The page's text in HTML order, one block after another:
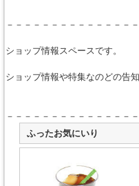
－－－－－－－－－－－－－－
ショップ情報スペースです。
ショップ情報や特集なのどの告
－－－－－－－－－－－－－－
ふったお気にいり